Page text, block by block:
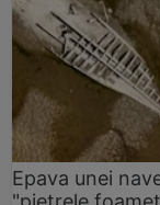
Epava unei